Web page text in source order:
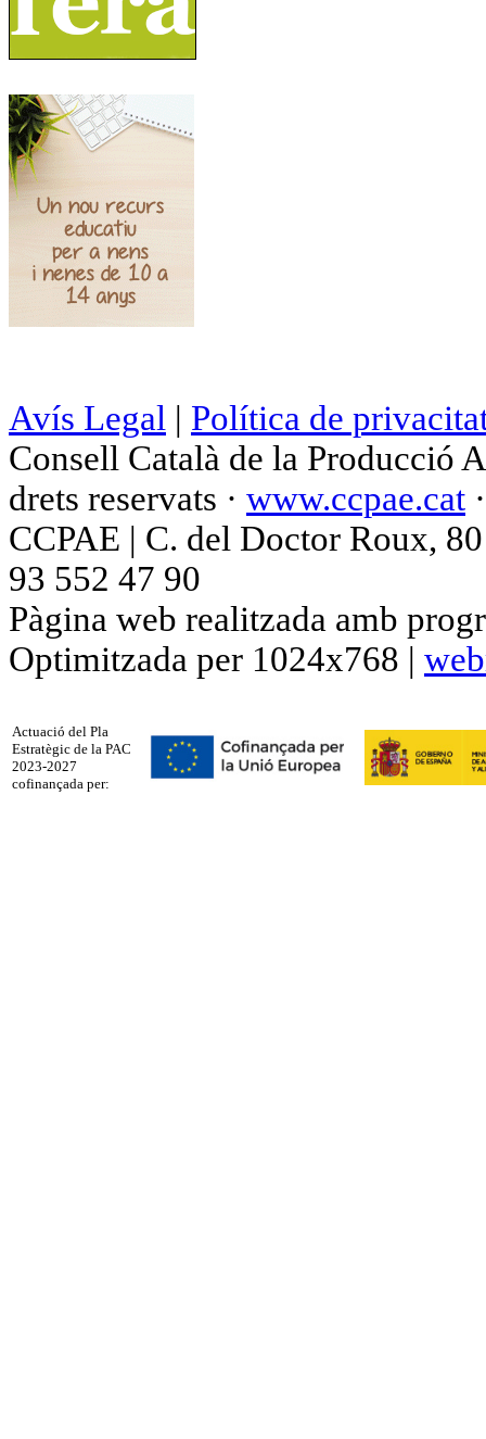
Avís Legal | Política de
Consell Català de la Producció
drets reservats · www.ccpae.cat
CCPAE | C. del Doctor Roux,
93 552 47 90
Pàgina web realitzada amb
Optimitzada per 1024x768 |
Actuació del Pla
Estratègic de la PAC
2023-2027
cofinançada per: